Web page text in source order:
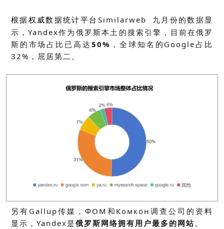
根据权威数据统计平台 Similarweb
九月份的数据显
示，Yandex作为俄罗斯本土的搜索引擎，目前在俄罗
斯的市场占比已高达 50% ，全球知名的Google占比
32%，屈居第二。
另有Gallup传媒，ФОМ和Комкон调查公司的资料
显示，Yandex是俄罗斯网络拥有用户最多的网站。